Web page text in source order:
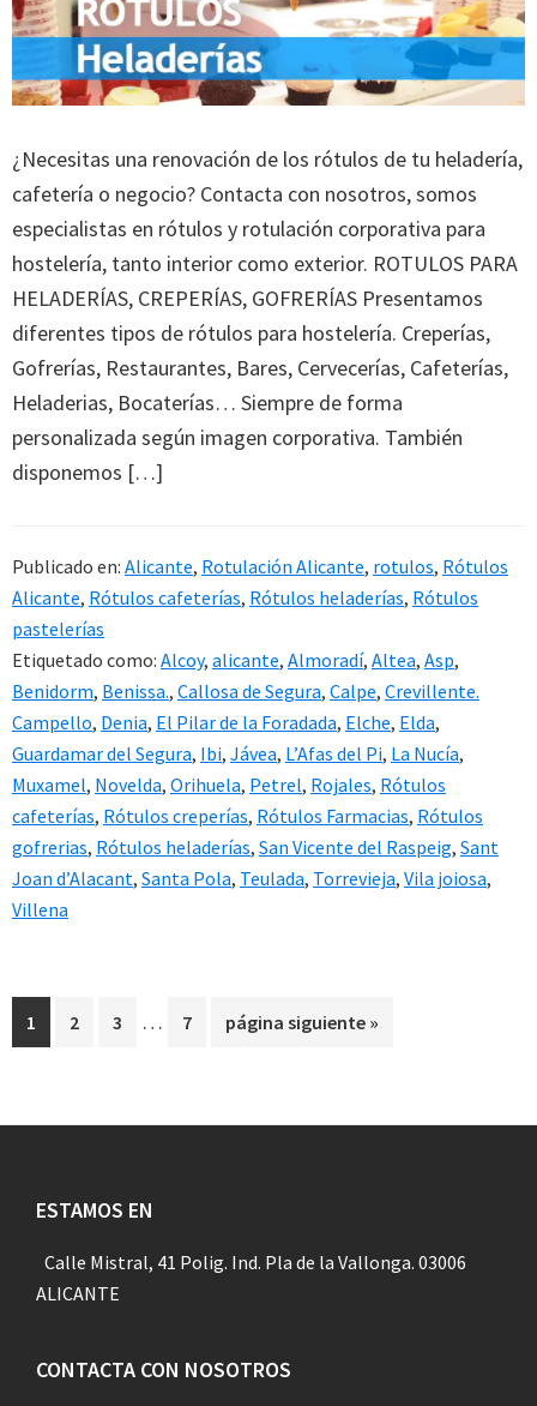
¿Necesitas una renovación de los rótulos de tu heladería,
cafetería o negocio? Contacta con nosotros, somos
especialistas en rótulos y rotulación corporativa para
hostelería, tanto interior como exterior. ROTULOS PARA
HELADERÍAS, CREPERÍAS, GOFRERÍAS Presentamos
diferentes tipos de rótulos para hostelería. Creperías,
Gofrerías, Restaurantes, Bares, Cervecerías, Cafeterías,
Heladerias, Bocaterías… Siempre de forma
personalizada según imagen corporativa. También
disponemos […]
Publicado en: Alicante, Rotulación Alicante, rotulos, Rótulos
Alicante, Rótulos cafeterías, Rótulos heladerías, Rótulos
pastelerías
Etiquetado como: Alcoy, alicante, Almoradí, Altea, Asp,
Benidorm, Benissa., Callosa de Segura, Calpe, Crevillente.
Campello, Denia, El Pilar de la Foradada, Elche, Elda,
Guardamar del Segura, Ibi, Jávea, L’Afas del Pi, La Nucía,
Muxamel, Novelda, Orihuela, Petrel, Rojales, Rótulos
cafeterías, Rótulos creperías, Rótulos Farmacias, Rótulos
gofrerias, Rótulos heladerías, San Vicente del Raspeig, Sant
Joan d’Alacant, Santa Pola, Teulada, Torrevieja, Vila joiosa,
Villena
Página
1 Página
2 Página
3
Páginas
… Página
7
Ir
página siguiente »
Footer
ESTAMOS EN
Calle Mistral, 41 Polig. Ind. Pla de la Vallonga. 03006
ALICANTE
CONTACTA CON NOSOTROS